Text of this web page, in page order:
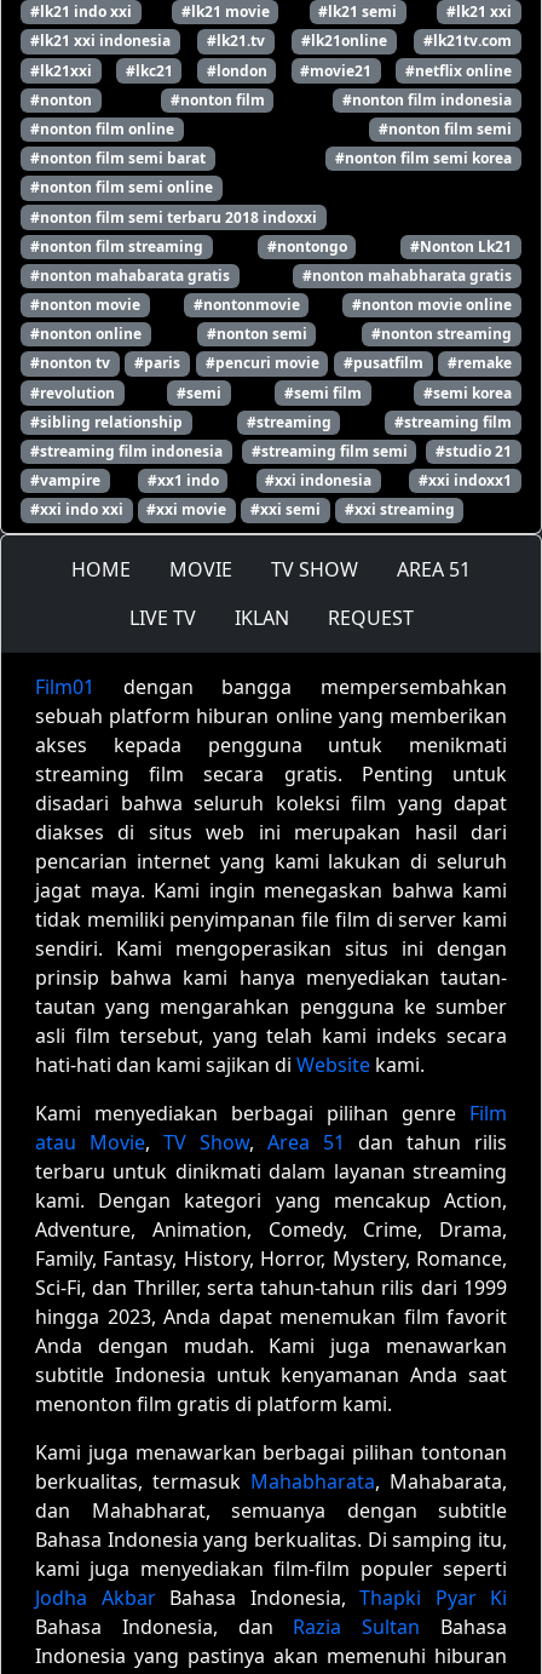
#lk21 indo xxi
#lk21 movie #lk21 semi
#lk21 xxi
#lk21 xxi indonesia
#lk21.tv #lk21online
#lk21tv.com
#lk21xxi
#lkc21 #london #movie21
#netflix online
#nonton
#nonton film
#nonton film indonesia
#nonton film online
#nonton film semi
#nonton film semi barat
#nonton film semi korea
#nonton film semi online
#nonton film semi terbaru 2018 indoxxi
#nonton film streaming
#nontongo
#Nonton Lk21
#nonton mahabarata gratis
#nonton mahabharata gratis
#nonton movie
#nontonmovie
#nonton movie online
#nonton online
#nonton semi
#nonton streaming
#nonton tv
#paris #pencuri movie #pusatfilm
#remake
#revolution
#semi #semi film
#semi korea
#sibling relationship
#streaming
#streaming film
#streaming film indonesia
#streaming film semi
#studio 21
#vampire
#xx1 indo #xxi indonesia
#xxi indoxx1
#xxi indo xxi
#xxi movie #xxi semi #xxi streaming
HOME MOVIE TV SHOW
AREA 51
LIVE TV
IKLAN REQUEST
Film01
dengan bangga mempersembahkan
sebuah platform hiburan online yang memberikan
akses kepada pengguna untuk menikmati
streaming film secara gratis. Penting untuk
disadari bahwa seluruh koleksi film yang dapat
diakses di situs web ini merupakan hasil dari
pencarian internet yang kami lakukan di seluruh
jagat maya. Kami ingin menegaskan bahwa kami
tidak memiliki penyimpanan file film di server kami
sendiri. Kami mengoperasikan situs ini dengan
prinsip bahwa kami hanya menyediakan tautan-
tautan yang mengarahkan pengguna ke sumber
asli film tersebut, yang telah kami indeks secara
hati-hati dan kami sajikan di Website kami.
Kami menyediakan berbagai pilihan genre Film
atau Movie, TV Show, Area 51
dan tahun rilis
terbaru untuk dinikmati dalam layanan streaming
kami. Dengan kategori yang mencakup Action,
Adventure, Animation, Comedy, Crime, Drama,
Family, Fantasy, History, Horror, Mystery, Romance,
Sci-Fi, dan Thriller, serta tahun-tahun rilis dari 1999
hingga 2023, Anda dapat menemukan film favorit
Anda dengan mudah. Kami juga menawarkan
subtitle Indonesia untuk kenyamanan Anda saat
menonton film gratis di platform kami.
Kami juga menawarkan berbagai pilihan tontonan
berkualitas, termasuk Mahabharata, Mahabarata,
dan Mahabharat, semuanya dengan subtitle
Bahasa Indonesia yang berkualitas. Di samping itu,
kami juga menyediakan film-film populer seperti
Jodha AkbarBahasa Indonesia, Thapki Pyar Ki
Bahasa Indonesia, dan Razia Sultan Bahasa
Indonesia yang pastinya akan memenuhi hiburan